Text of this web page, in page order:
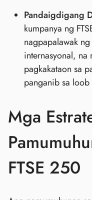
Pandaigdigang
kumpanya ng
nagpapalawak
internasyonal,
pagkakataon sa
panganib sa loob
Mga
FTSE 250